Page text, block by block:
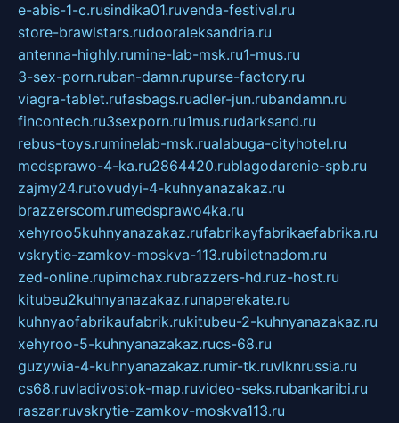
e-abis-1-c.rusindika01.ruvenda-festival.ru
store-brawlstars.rudooraleksandria.ru
antenna-highly.rumine-lab-msk.ru1-mus.ru
3-sex-porn.ruban-damn.rupurse-factory.ru
viagra-tablet.rufasbags.ruadler-jun.rubandamn.ru
fincontech.ru3sexporn.ru1mus.rudarksand.ru
rebus-toys.ruminelab-msk.rualabuga-cityhotel.ru
medsprawo-4-ka.ru2864420.rublagodarenie-spb.ru
zajmy24.rutovudyi-4-kuhnyanazakaz.ru
brazzerscom.rumedsprawo4ka.ru
xehyroo5kuhnyanazakaz.rufabrikayfabrikaefabrika.ru
vskrytie-zamkov-moskva-113.rubiletnadom.ru
zed-online.rupimchax.rubrazzers-hd.ruz-host.ru
kitubeu2kuhnyanazakaz.runaperekate.ru
kuhnyaofabrikaufabrik.rukitubeu-2-kuhnyanazakaz.ru
xehyroo-5-kuhnyanazakaz.rucs-68.ru
guzywia-4-kuhnyanazakaz.rumir-tk.ruvlknrussia.ru
cs68.ruvladivostok-map.ruvideo-seks.rubankaribi.ru
raszar.ruvskrytie-zamkov-moskva113.ru